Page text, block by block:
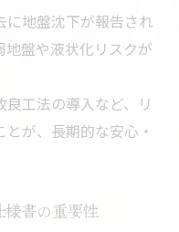
に地盤沈下が報告され
盤や液状化リスクが
工法の導入など、リ
が、長期的な安心・
書の重要性